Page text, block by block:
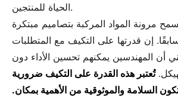
الحياة للمنتجين.
مرونة المواد المركبة بتصاميم مبتكرة
إن قدرتها على التكيف مع المتطلبات
أن المهندسين يمكنهم تحسين الأداء دون
تُعتبر هذه القدرة على التكيف ضرورية
السلامة والموثوقية من الأهمية بمكان.